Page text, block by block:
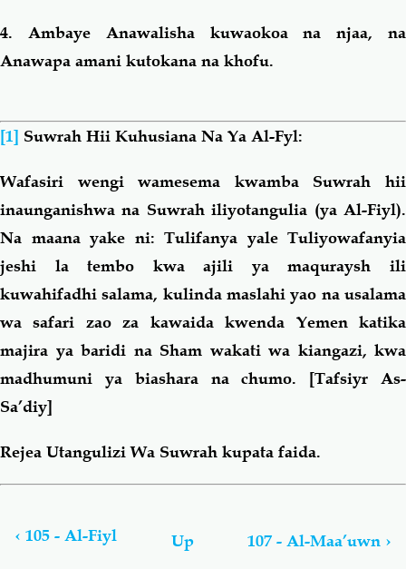
4. Ambaye Anawalisha kuwaokoa na njaa, na
Anawapa amani kutokana na khofu.
[1] Suwrah Hii Kuhusiana Na Ya Al-Fyl:
Wafasiri wengi wamesema kwamba Suwrah hii
inaunganishwa na Suwrah iliyotangulia (ya Al-Fiyl).
Na maana yake ni: Tulifanya yale Tuliyowafanyia
jeshi la tembo kwa ajili ya maquraysh ili
kuwahifadhi salama, kulinda maslahi yao na usalama
wa safari zao za kawaida kwenda Yemen katika
majira ya baridi na Sham wakati wa kiangazi, kwa
madhumuni ya biashara na chumo. [Tafsiyr As-
Sa’diy]
Rejea Utangulizi Wa Suwrah kupata faida.
links
‹ 105 - Al-Fiyl Up 107 - Al-Maa’uwn ›